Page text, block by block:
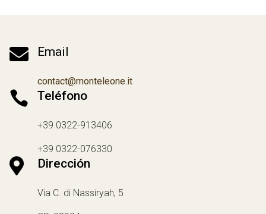
 Email
contact@monteleone.it
 Teléfono
+39 0322-913406
+39 0322-076330
 Dirección
Via C. di Nassiryah, 5